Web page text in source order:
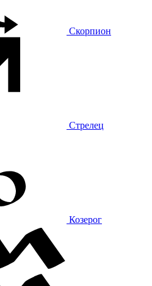
Скорпион
Стрелец
Козерог